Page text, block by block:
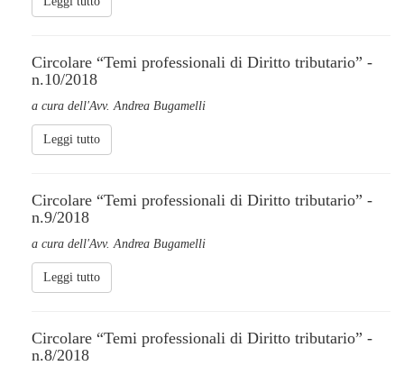
Circolare “Temi professionali di Diritto tributario” -
n.10/2018
a cura dell'Avv. Andrea Bugamelli
Leggi tutto
Circolare “Temi professionali di Diritto tributario” -
n.9/2018
a cura dell'Avv. Andrea Bugamelli
Leggi tutto
Circolare “Temi professionali di Diritto tributario” -
n.8/2018